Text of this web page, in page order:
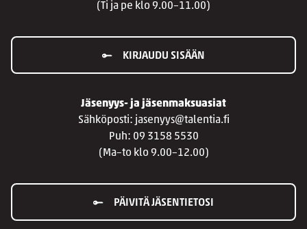
(Ti ja pe klo 9.00–11.00)
KIRJAUDU SISÄÄN
Jäsenyys- ja jäsenmaksuasiat
Sähköposti: jasenyys@talentia.fi
Puh: 09 3158 5530
(Ma–to klo 9.00–12.00)
PÄIVITÄ JÄSENTIETOSI